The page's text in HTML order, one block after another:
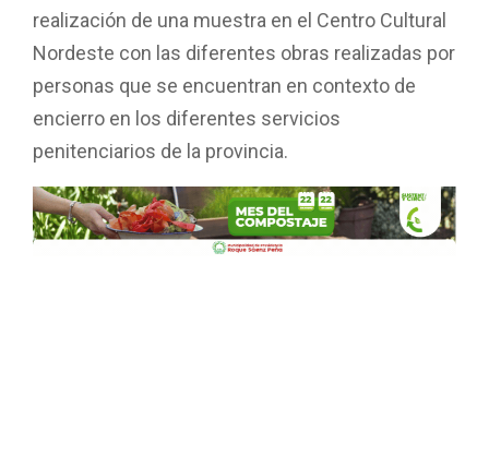
realización de una muestra en el Centro Cultural
Nordeste con las diferentes obras realizadas por
personas que se encuentran en contexto de
encierro en los diferentes servicios
penitenciarios de la provincia.